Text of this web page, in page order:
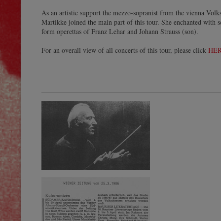
As an artistic support the mezzo-sopranist from the vienna
Martikke joined the main part of this tour. She enchanted with
form operettas of Franz Lehar and Johann Strauss (son).
For an overall view of all concerts of this tour, please click
© by WJSO-Archive